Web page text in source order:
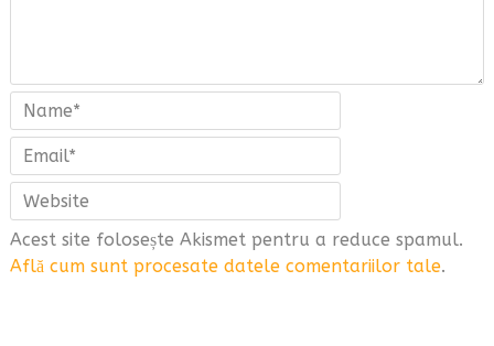
Acest site folosește Akismet pentru a reduce spamul.
Află cum sunt procesate datele comentariilor tale.